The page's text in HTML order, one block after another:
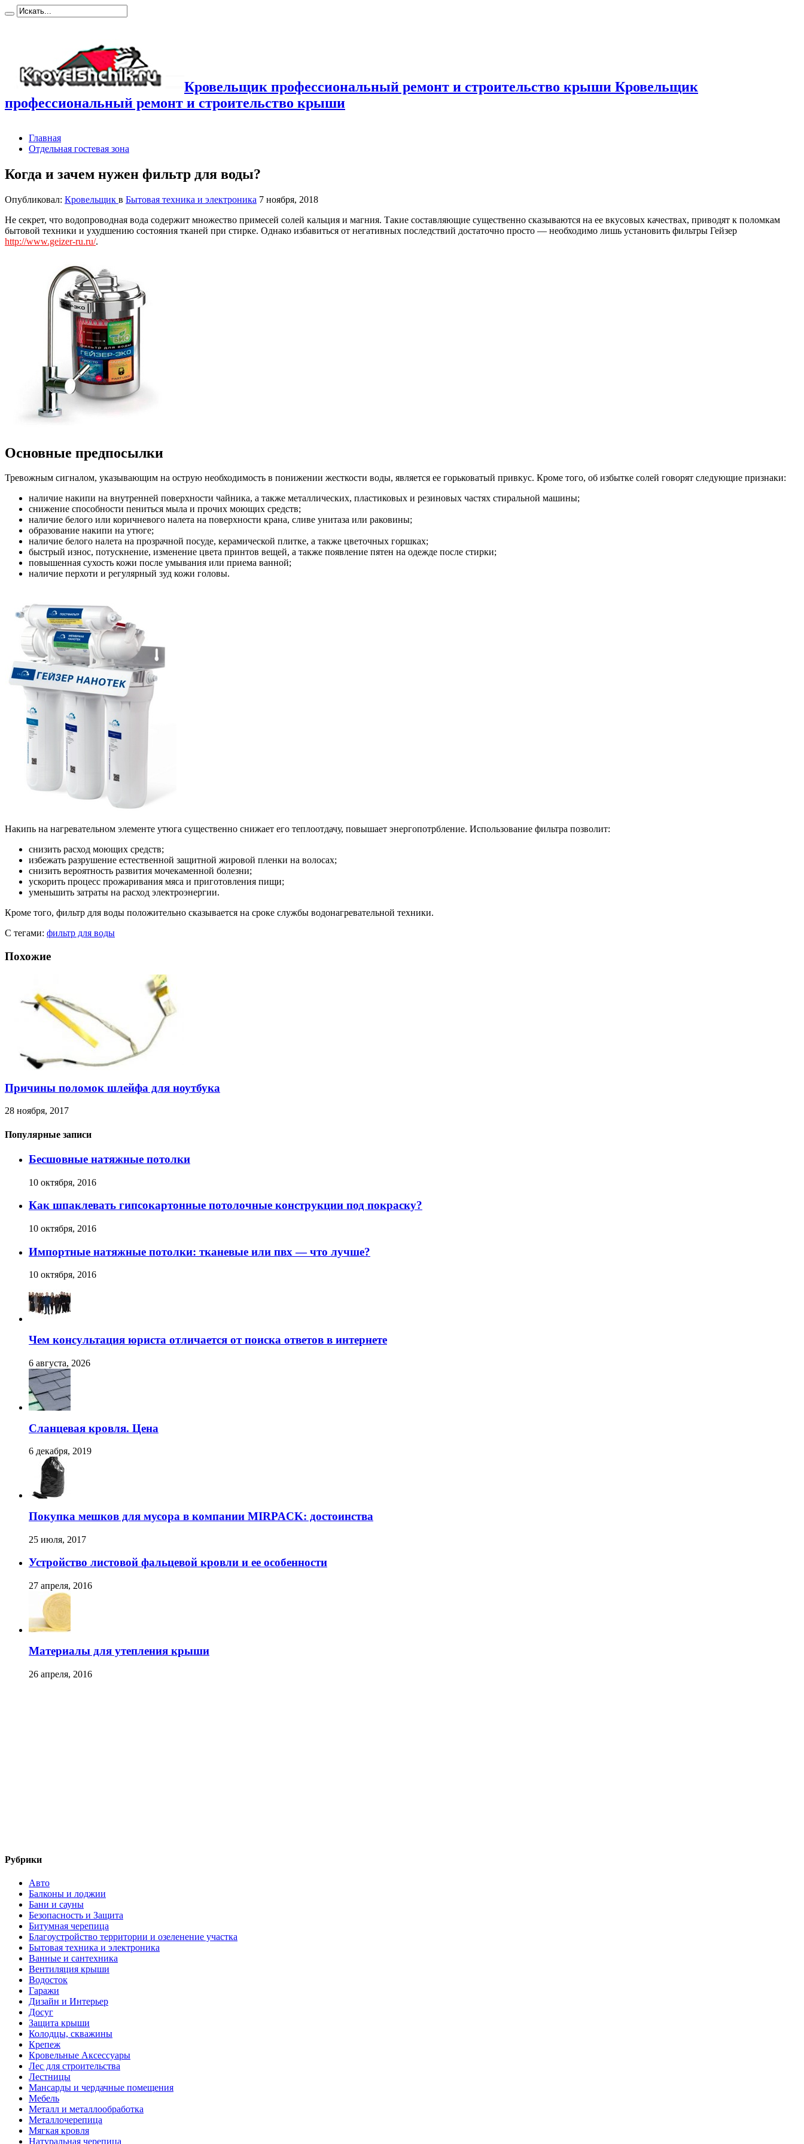
Кровельщик профессиональный ремонт и строительство крыши Кровельщик
профессиональный ремонт и строительство крыши
Главная
Отдельная гостевая зона
Когда и зачем нужен фильтр для воды?
Опубликовал: Кровельщик в Бытовая техника и электроника 7 ноября, 2018
Не секрет, что водопроводная вода содержит множество примесей солей кальция и магния. Такие составляющие существенно сказываются на ее вкусовых качествах, приводят к поломкам
бытовой техники и ухудшению состояния тканей при стирке. Однако избавиться от негативных последствий достаточно просто — необходимо лишь установить фильтры Гейзер
http://www.geizer-ru.ru/.
Основные предпосылки
Тревожным сигналом, указывающим на острую необходимость в понижении жесткости воды, является ее горьковатый привкус. Кроме того, об избытке солей говорят следующие признаки:
наличие накипи на внутренней поверхности чайника, а также металлических, пластиковых и резиновых частях стиральной машины;
снижение способности пениться мыла и прочих моющих средств;
наличие белого или коричневого налета на поверхности крана, сливе унитаза или раковины;
образование накипи на утюге;
наличие белого налета на прозрачной посуде, керамической плитке, а также цветочных горшках;
быстрый износ, потускнение, изменение цвета принтов вещей, а также появление пятен на одежде после стирки;
повышенная сухость кожи после умывания или приема ванной;
наличие перхоти и регулярный зуд кожи головы.
Накипь на нагревательном элементе утюга существенно снижает его теплоотдачу, повышает энергопотрбление. Использование фильтра позволит:
снизить расход моющих средств;
избежать разрушение естественной защитной жировой пленки на волосах;
снизить вероятность развития мочекаменной болезни;
ускорить процесс прожаривания мяса и приготовления пищи;
уменьшить затраты на расход электроэнергии.
Кроме того, фильтр для воды положительно сказывается на сроке службы водонагревательной техники.
С тегами: фильтр для воды
Похожие
Причины поломок шлейфа для ноутбука
28 ноября, 2017
Популярные записи
Бесшовные натяжные потолки
10 октября, 2016
Как шпаклевать гипсокартонные потолочные конструкции под покраску?
10 октября, 2016
Импортные натяжные потолки: тканевые или пвх — что лучше?
10 октября, 2016
Чем консультация юриста отличается от поиска ответов в интернете
6 августа, 2026
Сланцевая кровля. Цена
6 декабря, 2019
Покупка мешков для мусора в компании MIRPACK: достоинства
25 июля, 2017
Устройство листовой фальцевой кровли и ее особенности
27 апреля, 2016
Материалы для утепления крыши
26 апреля, 2016
Рубрики
Авто
Балконы и лоджии
Бани и сауны
Безопасность и Защита
Битумная черепица
Благоустройство территории и озеленение участка
Бытовая техника и электроника
Ванные и сантехника
Вентиляция крыши
Водосток
Гаражи
Дизайн и Интерьер
Досуг
Защита крыши
Колодцы, скважины
Крепеж
Кровельные Аксессуары
Лес для строительства
Лестницы
Мансарды и чердачные помещения
Мебель
Металл и металлообработка
Металлочерепица
Мягкая кровля
Натуральная черепица